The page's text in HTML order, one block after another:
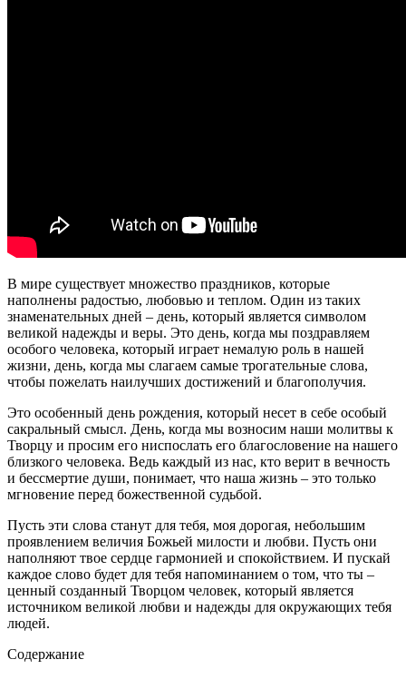
В мире существует множество праздников, которые
наполнены радостью, любовью и теплом. Один из таких
знаменательных дней – день, который является символом
великой надежды и веры. Это день, когда мы поздравляем
особого человека, который играет немалую роль в нашей
жизни, день, когда мы слагаем самые трогательные слова,
чтобы пожелать наилучших достижений и благополучия.
Это особенный день рождения, который несет в себе особый
сакральный смысл. День, когда мы возносим наши молитвы к
Творцу и просим его ниспослать его благословение на нашего
близкого человека. Ведь каждый из нас, кто верит в вечность
и бессмертие души, понимает, что наша жизнь – это только
мгновение перед божественной судьбой.
Пусть эти слова станут для тебя, моя дорогая, небольшим
проявлением величия Божьей милости и любви. Пусть они
наполняют твое сердце гармонией и спокойствием. И пускай
каждое слово будет для тебя напоминанием о том, что ты –
ценный созданный Творцом человек, который является
источником великой любви и надежды для окружающих тебя
людей.
Содержание